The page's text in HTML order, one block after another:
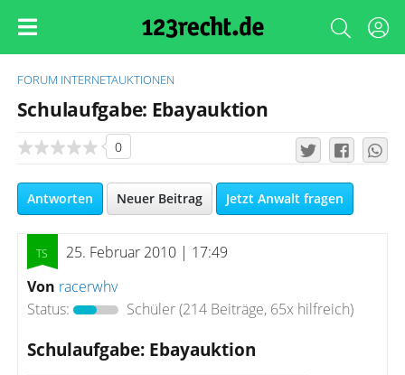
FORUM INTERNETAUKTIONEN
Schulaufgabe: Ebayauktion
0
Antworten Neuer Beitrag Jetzt Anwalt fragen
25. Februar 2010 | 17:49
Von racerwhv
Status:
Schüler(214 Beiträge, 65x hilfreich)
Schulaufgabe: Ebayauktion